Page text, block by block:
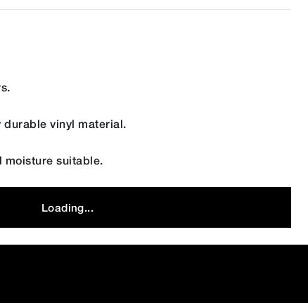
durable vinyl material.
moisture suitable.
Loading...